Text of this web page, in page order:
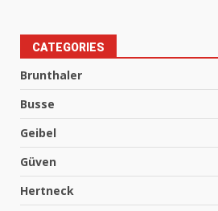
CATEGORIES
Brunthaler
Busse
Geibel
Güven
Hertneck